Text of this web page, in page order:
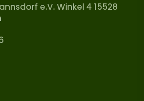
e.V. Winkel 4 15528